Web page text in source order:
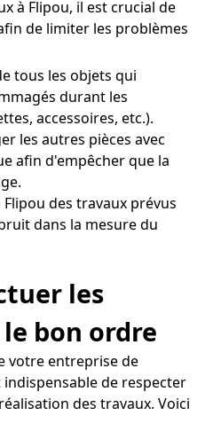
à Flipou, il est crucial de
de limiter les problèmes
tous les objets qui
durant les
accessoires, etc.).
les autres pièces avec
afin d'empêcher que la
des travaux prévus
dans la mesure du
les
bon ordre
votre entreprise de
de respecter
des travaux. Voici